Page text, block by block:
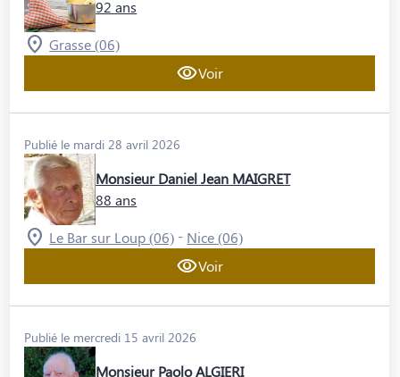
92 ans
Grasse (06)
Voir
Publié le mardi 28 avril 2026
Monsieur Daniel Jean MAIGRET
88 ans
Le Bar sur Loup (06) - Nice (06)
Voir
Publié le mercredi 15 avril 2026
Monsieur Paolo ALGIERI